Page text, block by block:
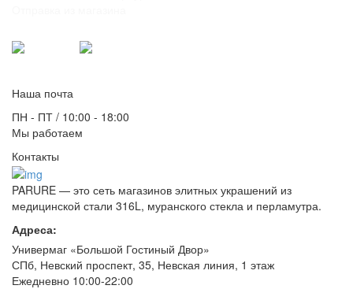
Наша почта
ПН - ПТ / 10:00 - 18:00
Мы работаем
Контакты
PARURE — это сеть магазинов элитных украшений из
медицинской стали 316L, муранского стекла и перламутра.
Адреса:
Универмаг «Большой Гостиный Двор»
СПб, Невский проспект, 35, Невская линия, 1 этаж
Ежедневно 10:00-22:00